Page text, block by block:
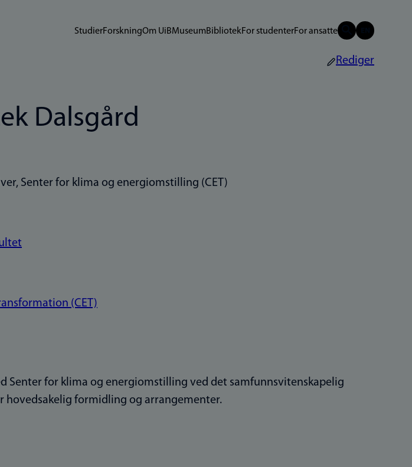
StudierForskningOm UiBMuseumBibliotekFor studenterFor ansatte
Rediger
Dalsgård
Senter for klima og energiomstilling (CET)
(CET)
Senter for klima og energiomstilling ved det samfunnsvitenskapelig
hovedsakelig formidling og arrangementer.